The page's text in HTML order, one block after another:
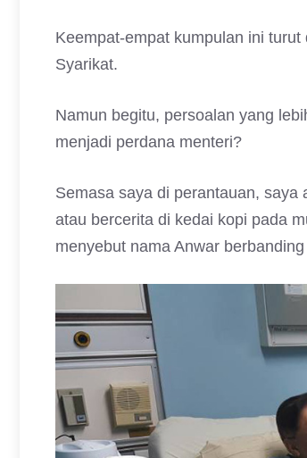
Keempat-empat kumpulan ini
Syarikat.
Namun begitu, persoalan yang
menjadi perdana menteri?
Semasa saya di perantauan,
atau bercerita di kedai kopi pada
menyebut nama Anwar